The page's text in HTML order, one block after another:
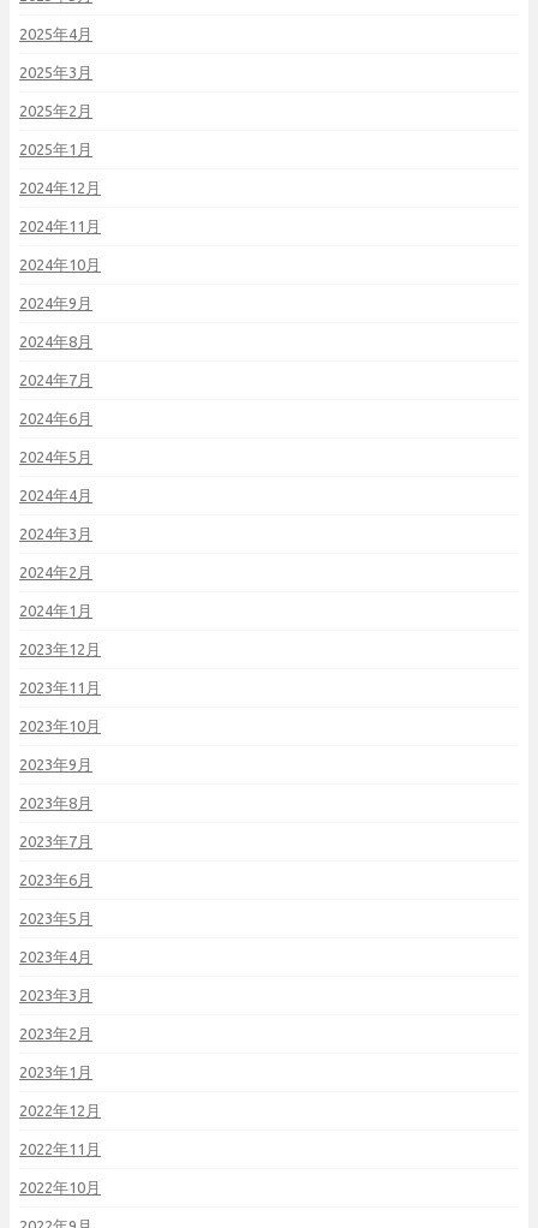
2025年4月
2025年3月
2025年2月
2025年1月
2024年12月
2024年11月
2024年10月
2024年9月
2024年8月
2024年7月
2024年6月
2024年5月
2024年4月
2024年3月
2024年2月
2024年1月
2023年12月
2023年11月
2023年10月
2023年9月
2023年8月
2023年7月
2023年6月
2023年5月
2023年4月
2023年3月
2023年2月
2023年1月
2022年12月
2022年11月
2022年10月